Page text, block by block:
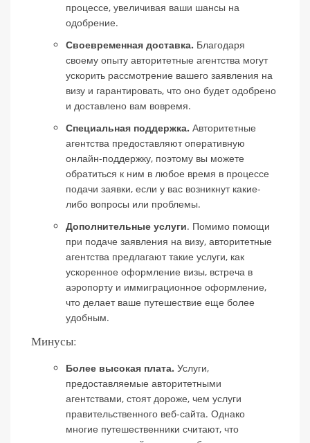
процессе, увеличивая ваши шансы на
одобрение.
Своевременная доставка. Благодаря
своему опыту авторитетные агентства могут
ускорить рассмотрение вашего заявления на
визу и гарантировать, что оно будет одобрено
и доставлено вам вовремя.
Специальная поддержка. Авторитетные
агентства предоставляют оперативную
онлайн-поддержку, поэтому вы можете
обратиться к ним в любое время в процессе
подачи заявки, если у вас возникнут какие-
либо вопросы или проблемы.
Дополнительные услуги. Помимо помощи
при подаче заявления на визу, авторитетные
агентства предлагают такие услуги, как
ускоренное оформление визы, встреча в
аэропорту и иммиграционное оформление,
что делает ваше путешествие еще более
удобным.
Минусы:
Более высокая плата. Услуги,
предоставляемые авторитетными
агентствами, стоят дороже, чем услуги
правительственного веб-сайта. Однако
многие путешественники считают, что